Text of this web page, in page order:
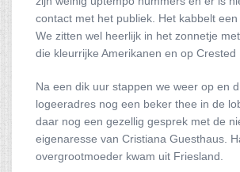
contact met het publiek. Het kabbelt een
We zitten wel heerlijk in het zonnetje
die kleurrijke Amerikanen en op Crested
Na een dik uur stappen we weer op en
logeeradres nog een beker thee in de
daar nog een gezellig gesprek met de
eigenaresse van Cristiana Guesthaus.
overgrootmoeder kwam uit Friesland.